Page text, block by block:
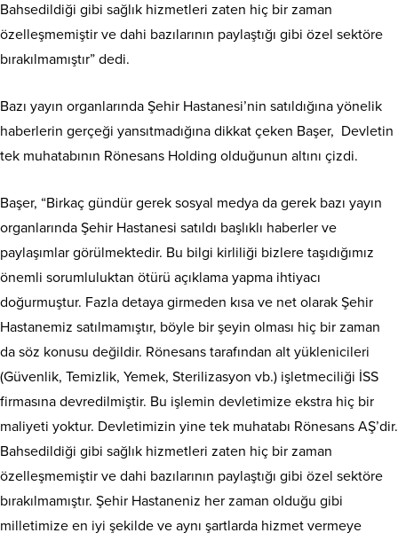
Bahsedildiği gibi sağlık hizmetleri zaten hiç bir zaman
özelleşmemiştir ve dahi bazılarının paylaştığı gibi özel sektöre
bırakılmamıştır” dedi.
Bazı yayın organlarında Şehir Hastanesi’nin satıldığına yönelik
haberlerin gerçeği yansıtmadığına dikkat çeken Başer, Devletin
tek muhatabının Rönesans Holding olduğunun altını çizdi.
Başer, “Birkaç gündür gerek sosyal medya da gerek bazı yayın
organlarında Şehir Hastanesi satıldı başlıklı haberler ve
paylaşımlar görülmektedir. Bu bilgi kirliliği bizlere taşıdığımız
önemli sorumluluktan ötürü açıklama yapma ihtiyacı
doğurmuştur. Fazla detaya girmeden kısa ve net olarak Şehir
Hastanemiz satılmamıştır, böyle bir şeyin olması hiç bir zaman
da söz konusu değildir. Rönesans tarafından alt yüklenicileri
(Güvenlik, Temizlik, Yemek, Sterilizasyon vb.) işletmeciliği İSS
firmasına devredilmiştir. Bu işlemin devletimize ekstra hiç bir
maliyeti yoktur. Devletimizin yine tek muhatabı Rönesans AŞ’dir.
Bahsedildiği gibi sağlık hizmetleri zaten hiç bir zaman
özelleşmemiştir ve dahi bazılarının paylaştığı gibi özel sektöre
bırakılmamıştır. Şehir Hastaneniz her zaman olduğu gibi
milletimize en iyi şekilde ve aynı şartlarda hizmet vermeye